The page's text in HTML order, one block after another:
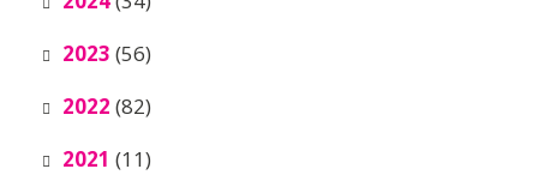
2023 (56)
2022 (82)
2021 (11)